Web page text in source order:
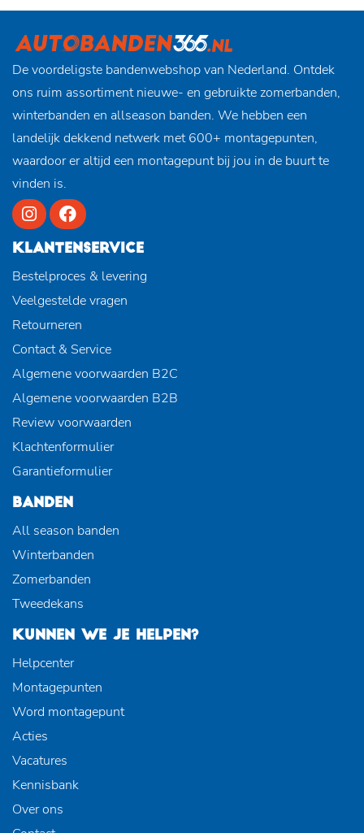
De voordeligste bandenwebshop van Nederland. Ontdek
ons ruim assortiment nieuwe- en gebruikte zomerbanden,
winterbanden en allseason banden. We hebben een
landelijk dekkend netwerk met 600+ montagepunten,
waardoor er altijd een montagepunt bij jou in de buurt te
vinden is.
KLANTENSERVICE
Bestelproces & levering
Veelgestelde vragen
Retourneren
Contact & Service
Algemene voorwaarden B2C
Algemene voorwaarden B2B
Review voorwaarden
Klachtenformulier
Garantieformulier
BANDEN
All season banden
Winterbanden
Zomerbanden
Tweedekans
KUNNEN WE JE HELPEN?
Helpcenter
Montagepunten
Word montagepunt
Acties
Vacatures
Kennisbank
Over ons